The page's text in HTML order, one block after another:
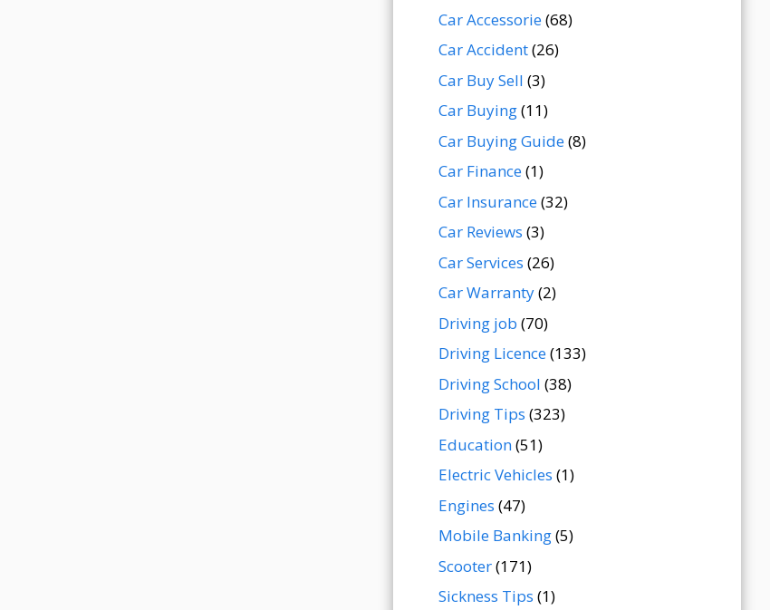
Car Accessorie(68)
Car Accident(26)
Car Buy Sell (3)
Car Buying(11)
Car Buying Guide(8)
Car Finance(1)
Car Insurance(32)
Car Reviews (3)
Car Services (26)
Car Warranty(2)
Driving job (70)
Driving Licence(133)
Driving School (38)
Driving Tips (323)
Education(51)
Electric Vehicles (1)
Engines (47)
Mobile Banking(5)
Scooter(171)
Sickness Tips (1)